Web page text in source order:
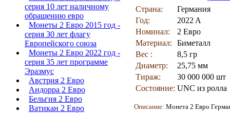
серия 10 лет наличному
обращению евро
Монеты 2 Евро 2015 год -
серия 30 лет флагу
Европейского союза
Монеты 2 Евро 2022 год -
серия 35 лет программе
Эразмус
Австрия 2 Евро
Андорра 2 Евро
Бельгия 2 Евро
Ватикан 2 Евро
Страна:
Германия
Год:
2022 A
Номинал:
2 Евро
Материал:
Биметалл
Вес :
8,5 гр
Диаметр:
25,75 мм
Тираж:
30 000 000 шт
Состояние: UNC из ролла
Описание: Монета 2 Евро